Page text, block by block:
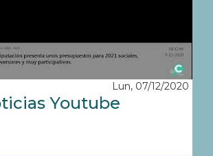
Lun, 07/12/2020
Youtube